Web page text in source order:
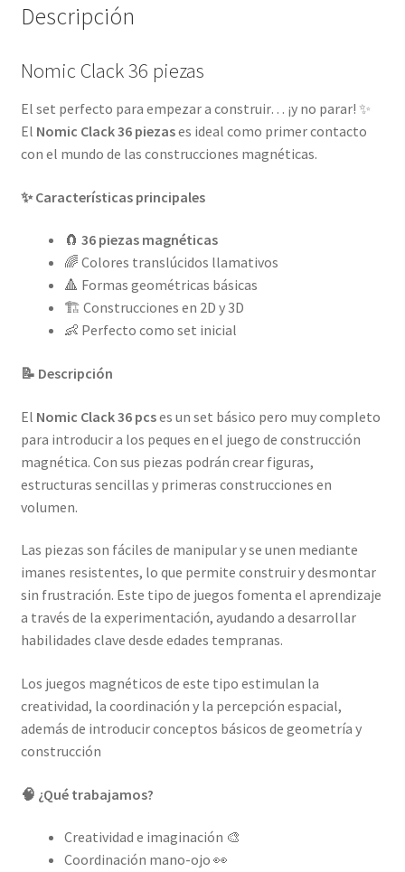
Descripción
Nomic Clack 36 piezas
El set perfecto para empezar a construir… ¡y no parar! ✨
El Nomic Clack 36 piezases ideal como primer contacto
con el mundo de las construcciones magnéticas.
✨ Características principales
🧲 36 piezas magnéticas
🌈 Colores translúcidos llamativos
🔺 Formas geométricas básicas
🏗️ Construcciones en 2D y 3D
👶 Perfecto como set inicial
📝 Descripción
El Nomic Clack 36 pcses un set básico pero muy completo
para introducir a los peques en el juego de construcción
magnética. Con sus piezas podrán crear figuras,
estructuras sencillas y primeras construcciones en
volumen.
Las piezas son fáciles de manipular y se unen mediante
imanes resistentes, lo que permite construir y desmontar
sin frustración. Este tipo de juegos fomenta el aprendizaje
a través de la experimentación, ayudando a desarrollar
habilidades clave desde edades tempranas.
Los juegos magnéticos de este tipo estimulan la
creatividad, la coordinación y la percepción espacial,
además de introducir conceptos básicos de geometría y
construcción
🧠 ¿Qué trabajamos?
Creatividad e imaginación 🎨
Coordinación mano-ojo 👀